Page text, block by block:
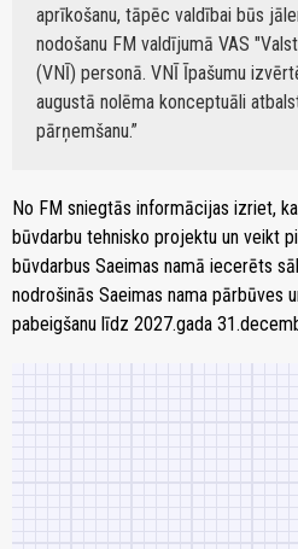
aprīkošanu, tāpēc valdībai būs
nodošanu FM valdījumā VAS
(VNĪ) personā. VNĪ Īpašumu
augustā nolēma konceptuāli
pārņemšanu.
No FM sniegtās informācijas izriet,
būvdarbu tehnisko projektu un veikt
būvdarbus Saeimas namā iecerēts
nodrošinās Saeimas nama pārbūves
pabeigšanu līdz 2027.gada